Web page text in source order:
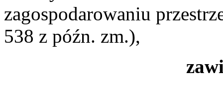
zagospodarowaniu
538 z późn. zm.),